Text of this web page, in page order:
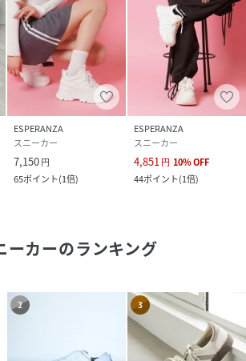
ESPERANZA
スニーカー
7,150円
65ポイント(1倍)
ESPERANZA
スニーカー
4,851 円 10%OFF
44ポイント(1倍)
ーカーのランキング
2 3